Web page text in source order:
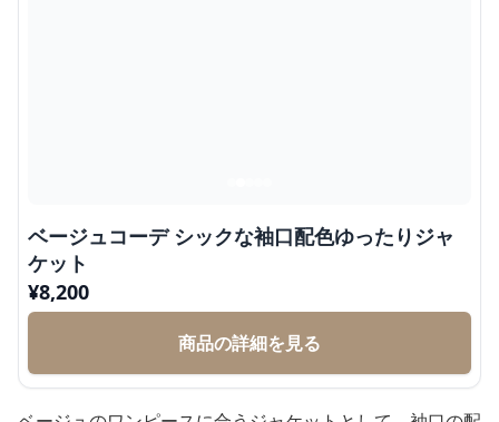
ベージュコーデ シックな袖口配色ゆったりジャ
ケット
¥8,200
商品の詳細を見る